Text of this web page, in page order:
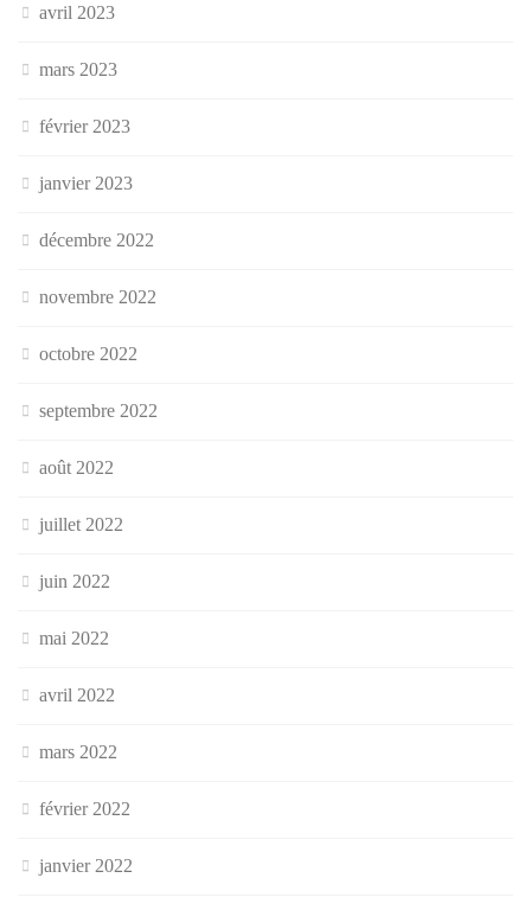
avril 2023
mars 2023
février 2023
janvier 2023
décembre 2022
novembre 2022
octobre 2022
septembre 2022
août 2022
juillet 2022
juin 2022
mai 2022
avril 2022
mars 2022
février 2022
janvier 2022